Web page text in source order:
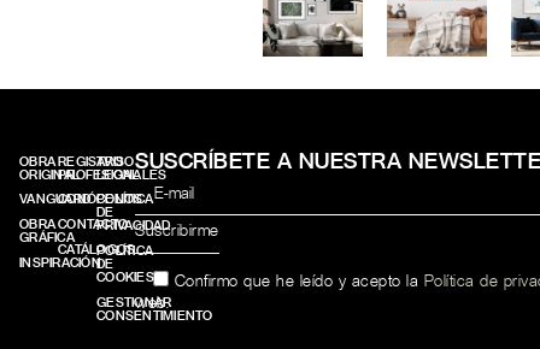
OBRA
ORIGINAL
VANGUARD
OBRA
GRÁFICA
INSPIRACIÓN
REGISTRO
PROFESIONALES
CONÓCENOS
CONTACTO
CATÁLOGOS
AVISO
LEGAL
POLÍTICA
DE
PRIVACIDAD
POLÍTICA
DE
COOKIES
GESTIONAR
CONSENTIMIENTO
SUSCRÍBETE A NUESTRA
Confirmo que he leído y acepto la Política de
web.